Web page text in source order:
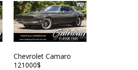
Chevrolet Camaro
121000$